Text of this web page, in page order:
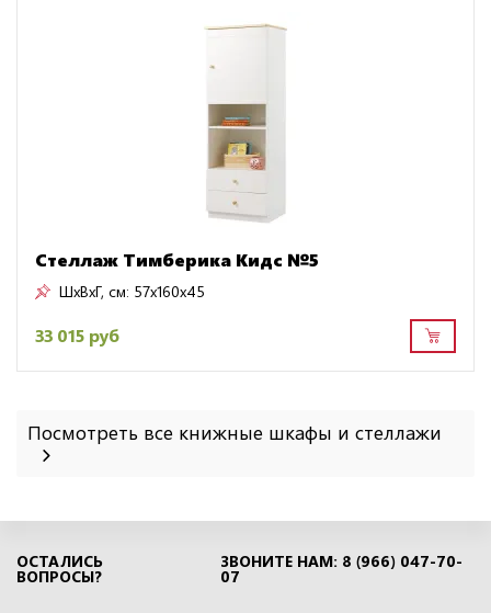
Стеллаж Тимберика Кидс №5
ШxВxГ, см: 57x160x45
33 015 руб
Посмотреть все книжные шкафы и стеллажи
ОСТАЛИСЬ
ВОПРОСЫ?
ЗВОНИТЕ НАМ: 8 (966) 047-70-
07